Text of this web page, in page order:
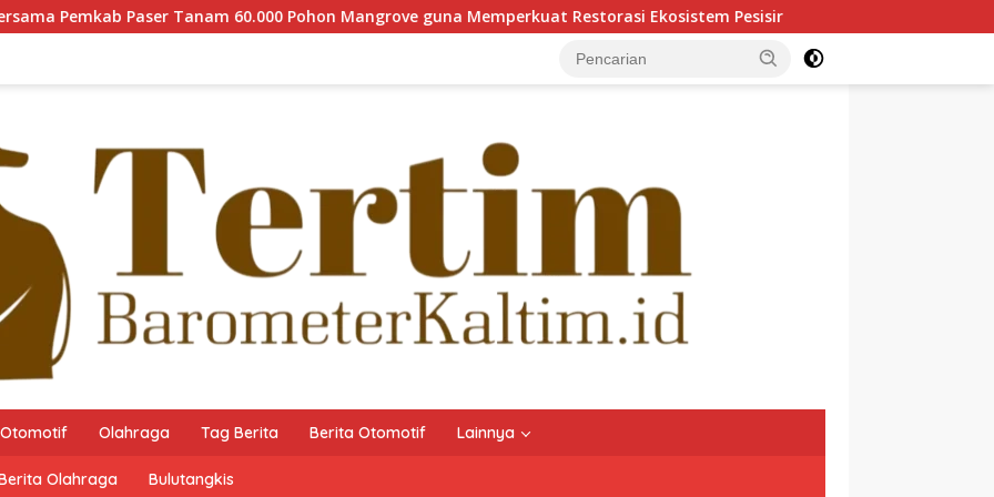
60.000 Pohon Mangrove guna Memperkuat Restorasi Ekosistem Pesisir Hadir Dekat dengan Pusat Aktivitas
Otomotif Olahraga Tag Berita Berita Otomotif Lainnya
Olahraga Bulutangkis